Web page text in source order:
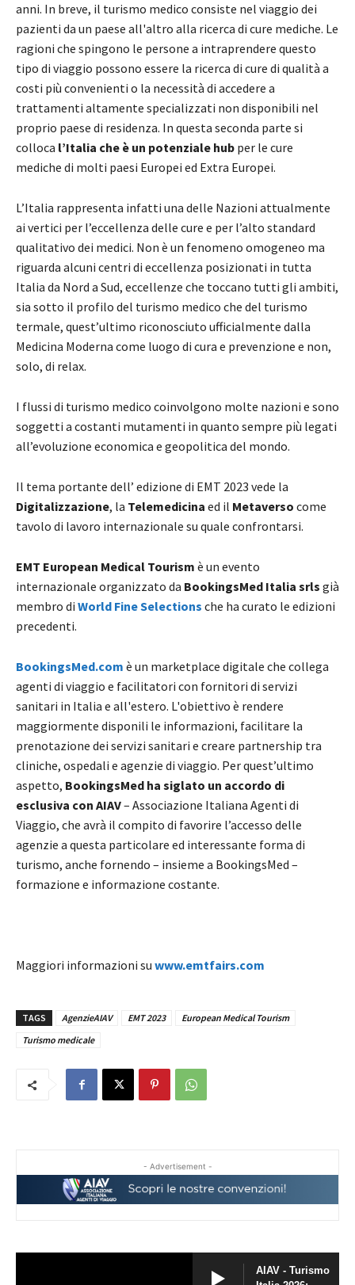
anni. In breve, il turismo medico consiste nel viaggio dei
pazienti da un paese all'altro alla ricerca di cure mediche. Le
ragioni che spingono le persone a intraprendere questo
tipo di viaggio possono essere la ricerca di cure di qualità a
costi più convenienti o la necessità di accedere a
trattamenti altamente specializzati non disponibili nel
proprio paese di residenza. In questa seconda parte si
colloca l’Italia che è un potenziale hub per le cure
mediche di molti paesi Europei ed Extra Europei.
L’Italia rappresenta infatti una delle Nazioni attualmente
ai vertici per l’eccellenza delle cure e per l’alto standard
qualitativo dei medici. Non è un fenomeno omogeneo ma
riguarda alcuni centri di eccellenza posizionati in tutta
Italia da Nord a Sud, eccellenze che toccano tutti gli ambiti,
sia sotto il profilo del turismo medico che del turismo
termale, quest’ultimo riconosciuto ufficialmente dalla
Medicina Moderna come luogo di cura e prevenzione e non,
solo, di relax.
I flussi di turismo medico coinvolgono molte nazioni e sono
soggetti a costanti mutamenti in quanto sempre più legati
all’evoluzione economica e geopolitica del mondo.
Il tema portante dell’ edizione di EMT 2023 vede la
Digitalizzazione, la Telemedicina ed il Metaverso come
tavolo di lavoro internazionale su quale confrontarsi.
EMT European Medical Tourism è un evento
internazionale organizzato da BookingsMed Italia srls già
membro di World Fine Selections che ha curato le edizioni
precedenti.
BookingsMed.com è un marketplace digitale che collega
agenti di viaggio e facilitatori con fornitori di servizi
sanitari in Italia e all'estero. L'obiettivo è rendere
maggiormente disponili le informazioni, facilitare la
prenotazione dei servizi sanitari e creare partnership tra
cliniche, ospedali e agenzie di viaggio. Per quest’ultimo
aspetto, BookingsMed ha siglato un accordo di
esclusiva con AIAV– Associazione Italiana Agenti di
Viaggio, che avrà il compito di favorire l’accesso delle
agenzie a questa particolare ed interessante forma di
turismo, anche fornendo – insieme a BookingsMed –
formazione e informazione costante.
Maggiori informazioni su www.emtfairs.com
TAGS AgenzieAIAV EMT 2023
European Medical Tourism
Turismo medicale
- Advertisement -
AIAV - Turismo